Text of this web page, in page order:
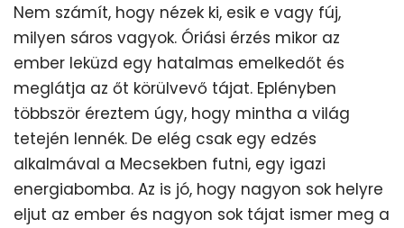
Nem számít, hogy nézek ki, esik e vagy fúj,
milyen sáros vagyok. Óriási érzés mikor az
ember leküzd egy hatalmas emelkedőt és
meglátja az őt körülvevő tájat. Eplényben
többször éreztem úgy, hogy mintha a világ
tetején lennék. De elég csak egy edzés
alkalmával a Mecsekben futni, egy igazi
energiabomba. Az is jó, hogy nagyon sok helyre
eljut az ember és nagyon sok tájat ismer meg a